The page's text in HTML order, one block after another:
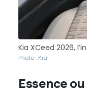
Kia XCeed 2026,
Photo : Kia
Essence